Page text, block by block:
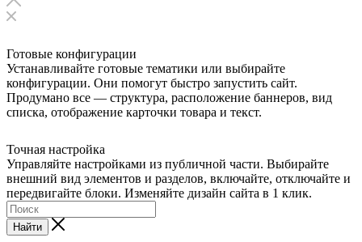
Готовые конфигурации
Устанавливайте готовые тематики или выбирайте
конфигурации. Они помогут быстро запустить сайт.
Продумано все — структура, расположение баннеров, вид
списка, отображение карточки товара и текст.
Точная настройка
Управляйте настройками из публичной части. Выбирайте
внешний вид элементов и разделов, включайте, отключайте и
передвигайте блоки. Изменяйте дизайн сайта в 1 клик.
Найти